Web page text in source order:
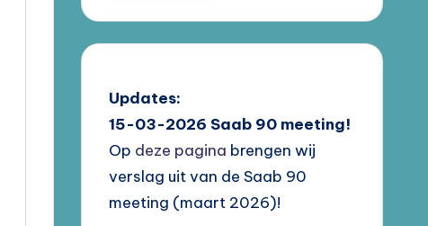
Updates:
15-03-2026 Saab 90 meeting!
Op deze pagina brengen wij
verslag uit van de Saab 90
meeting (maart 2026)!